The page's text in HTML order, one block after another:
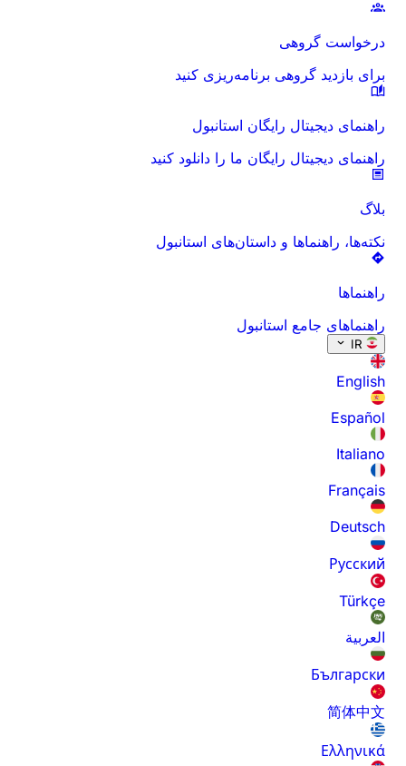
درخواست گروهی
برای بازدید گروهی برنامه‌ریزی کنید
راهنمای دیجیتال رایگان استانبول
راهنمای دیجیتال رایگان ما را دانلود کنید
بلاگ
نکته‌ها، راهنماها و داستان‌های استانبول
راهنماها
راهنماهای جامع استانبول
IR
English
Español
Italiano
Français
Deutsch
Русский
Türkçe
العربية
Български
简体中文
Ελληνικά